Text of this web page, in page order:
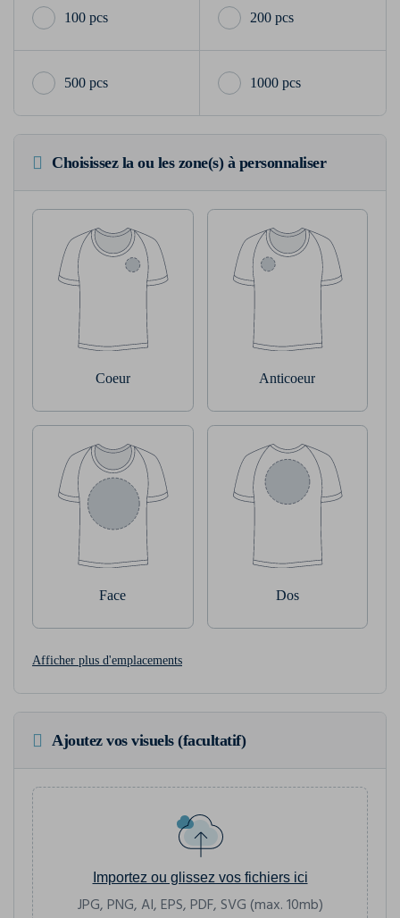
100 pcs 200 pcs
500 pcs 1000 pcs
Choisissez la ou les zone(s) à personnaliser
Coeur Anticoeur
Face Dos
Afficher plus d'emplacements
Ajoutez vos visuels (facultatif)
Importez ou glissez vos fichiers ici
JPG, PNG, AI, EPS, PDF, SVG (max. 10mb)